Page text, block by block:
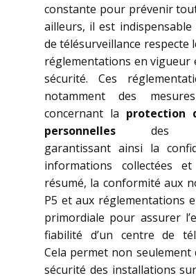
constante pour prévenir
ailleurs, il est
de télésurveillance respecte
réglementations en vigueur
sécurité. Ces
notamment des
concernant la protection
personnelles des
garantissant ainsi la
informations collectées
résumé, la conformité aux
P5 et aux réglementations
primordiale pour assurer
fiabilité d’un centre de
Cela permet non
sécurité des installations